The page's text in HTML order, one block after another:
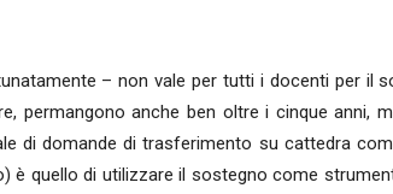
– non vale per tutti i docenti per il
permangono anche ben oltre i cinque anni,
di domande di trasferimento su cattedra
è quello di utilizzare il sostegno come